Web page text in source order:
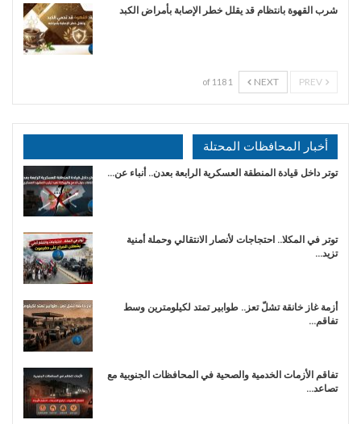
شرب القهوة بانتظام قد يقلل خطر الإصابة بأمراض الكبد
NEXT
1 of 118
أخبار المحافظات المحتلة
توتر داخل قيادة المنطقة العسكرية الرابعة بعدن.. أنباء عن…
توتر في المكلا.. احتجاجات لأنصار الانتقالي وحملة أمنية
تزيد…
أزمة غاز خانقة تشلّ تعز.. طوابير تمتد لكيلومترين وسط
تفاقم…
تفاقم الأزمات الخدمية والصحية في المحافظات الجنوبية مع
تصاعد…